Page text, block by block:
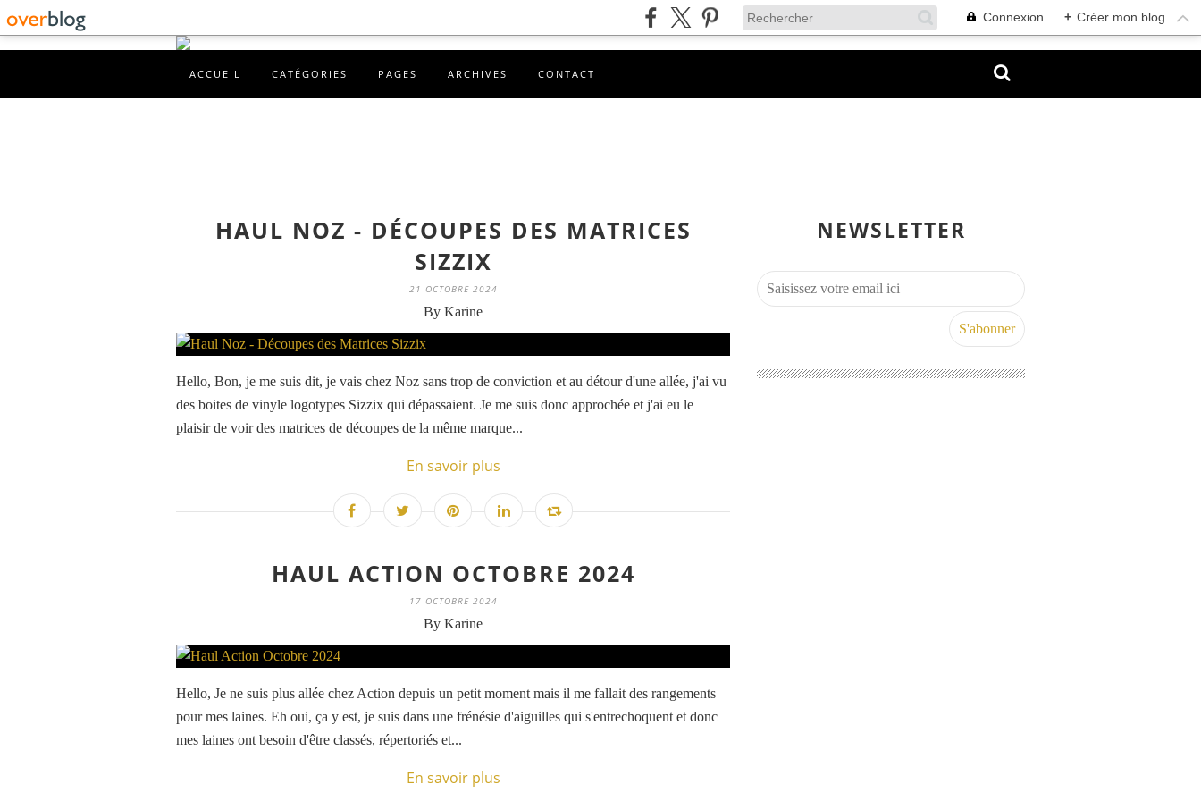
Connexion + Créer mon blog
ACCUEIL CATÉGORIES PAGES ARCHIVES CONTACT
HAUL NOZ - DÉCOUPES DES MATRICES
SIZZIX
21 OCTOBRE 2024
By Karine
Hello, Bon, je me suis dit, je vais chez Noz sans trop de conviction et au détour d'une allée, j'ai vu
des boites de vinyle logotypes Sizzix qui dépassaient. Je me suis donc approchée et j'ai eu le
plaisir de voir des matrices de découpes de la même marque...
En savoir plus
HAUL ACTION OCTOBRE 2024
17 OCTOBRE 2024
By Karine
Hello, Je ne suis plus allée chez Action depuis un petit moment mais il me fallait des rangements
pour mes laines. Eh oui, ça y est, je suis dans une frénésie d'aiguilles qui s'entrechoquent et donc
mes laines ont besoin d'être classés, répertoriés et...
En savoir plus
NEWSLETTER